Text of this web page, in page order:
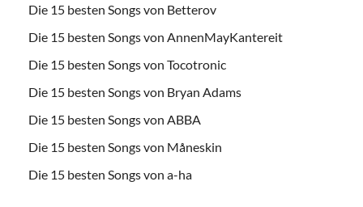
Die 15 besten Songs von Betterov
Die 15 besten Songs von AnnenMayKantereit
Die 15 besten Songs von Tocotronic
Die 15 besten Songs von Bryan Adams
Die 15 besten Songs von ABBA
Die 15 besten Songs von Måneskin
Die 15 besten Songs von a-ha